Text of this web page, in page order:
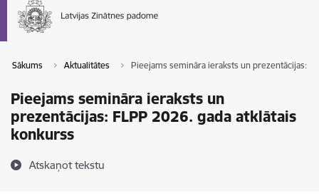
Sākums Aktualitātes Pieejams semināra ieraksts un prezentācijas:
Pieejams semināra ieraksts un
prezentācijas: FLPP 2026. gada atklātais
konkurss
Atskaņot tekstu